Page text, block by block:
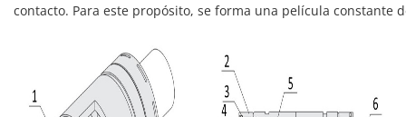
contacto. Para este propósito, se forma una película